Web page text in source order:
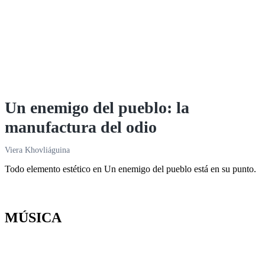
Un enemigo del pueblo: la
manufactura del odio
Viera Khovliáguina
Todo elemento estético en Un enemigo del pueblo está en su punto.
MÚSICA